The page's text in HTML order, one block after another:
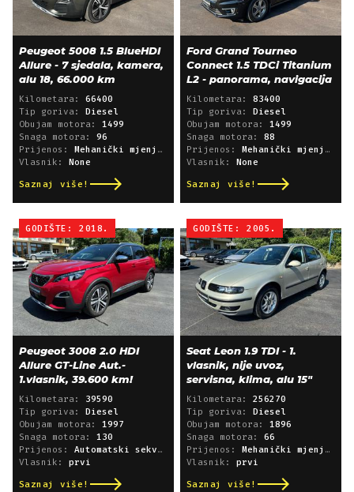
Peugeot 5008 1.5 BlueHDI
Allure - 7 sjedala, kamera,
alu 18, 66.000 km
Kilometara: 66400
Tip goriva:
Diesel
Obujam motora: 1499
Snaga motora: 96
Prijenos:
Mehanički mjenjač
Vlasnik:
None
Saznaj više!
Ford Grand Tourneo
Connect 1.5 TDCi Titanium
L2 - panorama, navigacija
Kilometara: 83400
Tip goriva:
Diesel
Obujam motora: 1499
Snaga motora: 88
Prijenos:
Mehanički mjenjač
Vlasnik:
None
Saznaj više!
GODIŠTE: 2018.
Peugeot 3008 2.0 HDI
Allure GT-Line Aut.-
1.vlasnik, 39.600 km!
Kilometara: 39590
Tip goriva:
Diesel
Obujam motora: 1997
Snaga motora: 130
Prijenos: Automatski sekvencijski
Vlasnik: prvi
Saznaj više!
GODIŠTE: 2005.
Seat Leon 1.9 TDI - 1.
vlasnik, nije uvoz,
servisna, klima, alu 15"
Kilometara: 256270
Tip goriva:
Diesel
Obujam motora: 1896
Snaga motora: 66
Prijenos:
Mehanički mjenjač
Vlasnik: prvi
Saznaj više!